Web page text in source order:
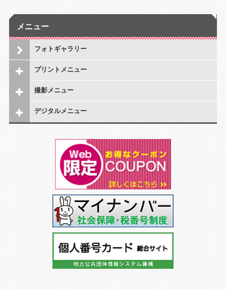
メニュー
フォトギャラリー
プリントメニュー
撮影メニュー
デジタルメニュー